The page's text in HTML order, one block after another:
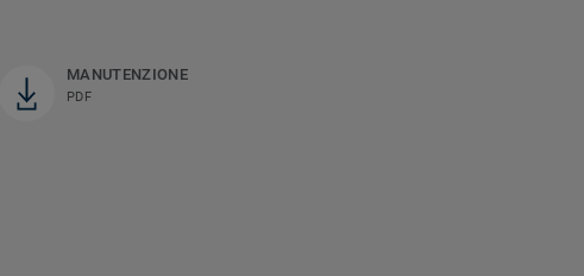
MANUTENZIONE
PDF